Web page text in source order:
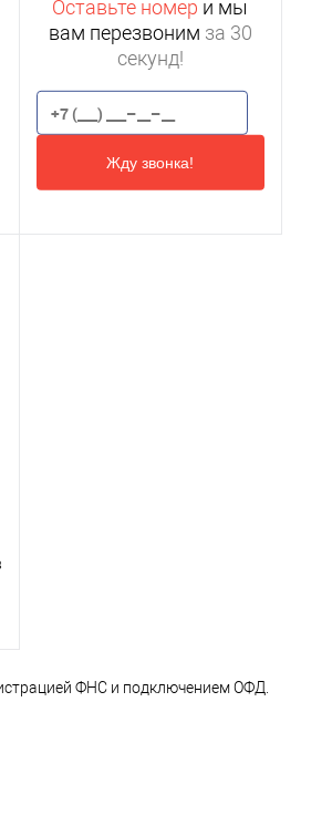
Оставьте номер и мы
вам перезвоним за 30
секунд!
Жду звонка!
ФНС и подключением ОФД.